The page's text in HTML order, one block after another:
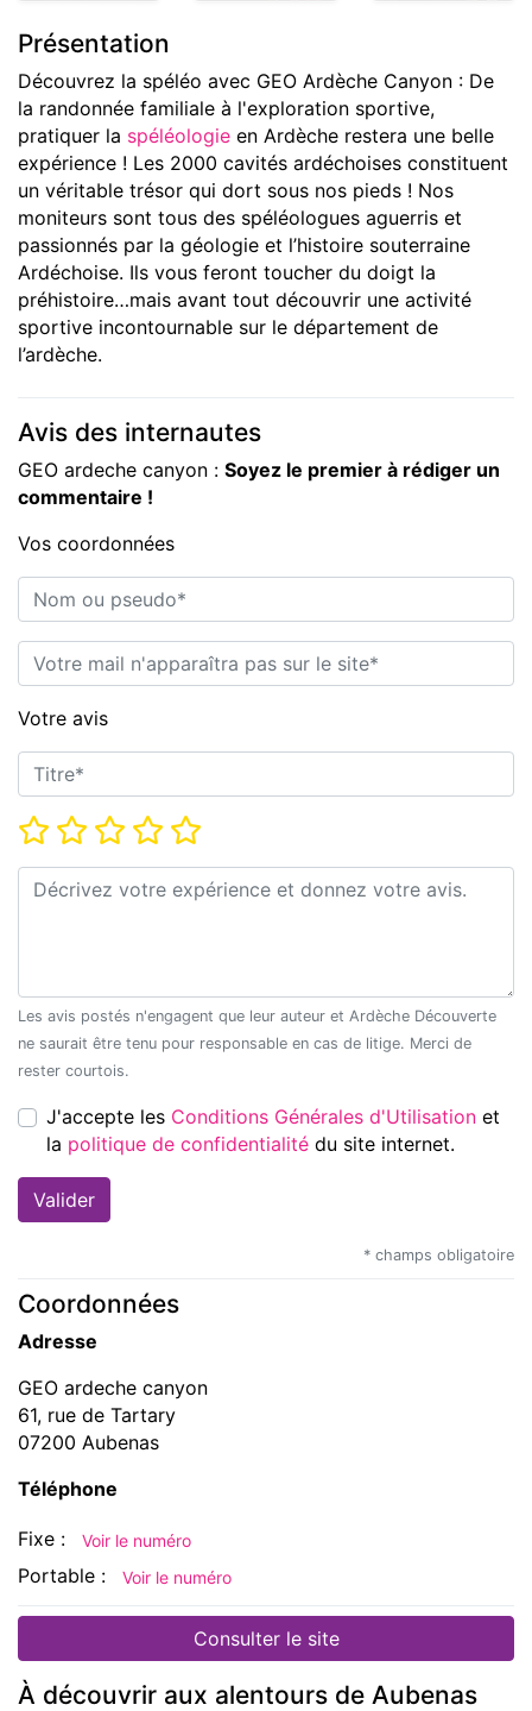
Présentation
Découvrez la spéléo avec GEO Ardèche Canyon : De
la randonnée familiale à l'exploration sportive,
pratiquer la spéléologie en Ardèche restera une belle
expérience ! Les 2000 cavités ardéchoises constituent
un véritable trésor qui dort sous nos pieds ! Nos
moniteurs sont tous des spéléologues aguerris et
passionnés par la géologie et l’histoire souterraine
Ardéchoise. Ils vous feront toucher du doigt la
préhistoire…mais avant tout découvrir une activité
sportive incontournable sur le département de
l’ardèche.
Avis des internautes
GEO ardeche canyon : Soyez le premier à rédiger un
commentaire !
Vos coordonnées
Nom ou pseudo*
E-mail*
Votre avis
Titre*
Note*
Commentaire*
Les avis postés n'engagent que leur auteur et Ardèche Découverte
ne saurait être tenu pour responsable en cas de litige. Merci de
rester courtois.
J'accepte les Conditions Générales d'Utilisation et
la
politique de confidentialité du site internet.
* champs obligatoire
Coordonnées
Adresse
GEO ardeche canyon
61, rue de Tartary
07200 Aubenas
Téléphone
Fixe : Voir le numéro
Portable : Voir le numéro
Consulter le site
À découvrir aux alentours de Aubenas